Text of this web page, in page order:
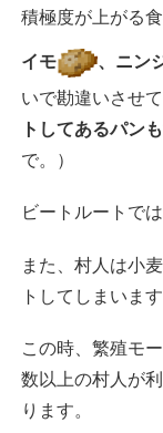
積極度が上がる
イモ 、ニン
いで勘違いさせ
トしてあるパン
で。）
ビートルートで
また、村人は小
トしてしまいます
この時、繁殖モ
数以上の村人が
ります。